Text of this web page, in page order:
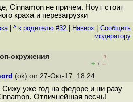
Cinnamon не причем. Ноут стоит
краха и перезагрузки
| ^ к родителю #32 Наверх
Cообщить
модератору
окружения
–1
+ / –
(ok) on 27-Окт-17, 18:24
уже год на федоре и ни разу
Отличнейшая весчь!